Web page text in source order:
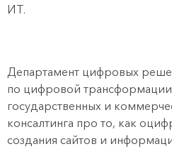
ИТ.
Департамент цифровых
по цифровой
государственных и
консалтинга про то, как
создания сайтов и